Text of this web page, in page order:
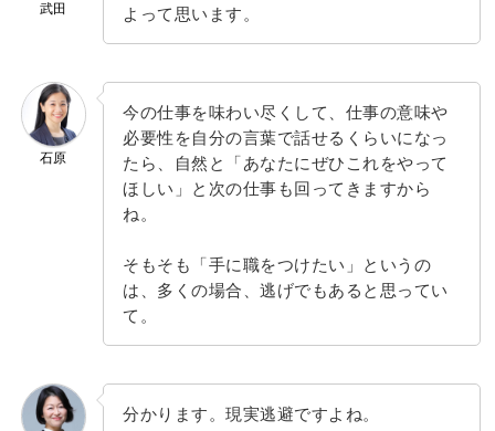
武田
よって思います。
石原
今の仕事を味わい尽くして、仕事の意味や
必要性を自分の言葉で話せるくらいになっ
たら、自然と「あなたにぜひこれをやって
ほしい」と次の仕事も回ってきますから
ね。
そもそも「手に職をつけたい」というの
は、多くの場合、逃げでもあると思ってい
て。
分かります。現実逃避ですよね。